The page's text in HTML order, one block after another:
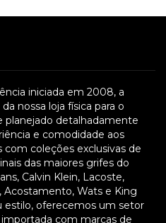
iniciada em 2008, a
nossa loja física para o
detalhadamente
e comodidade aos
com coleções exclusivas de
das maiores grifes do
Calvin Klein, Lacoste,
Acostamento, Wats e King
estilo, oferecemos um setor
com marcas de